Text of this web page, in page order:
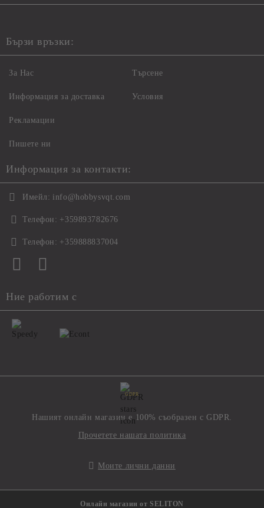
Бързи връзки:
За Нас
Информация за доставка
Рекламации
Пишете ни
Търсене
Условия
Информация за контакти:
Имейл: info@hobbysvqt.com
Телефон: +359893782676
Телефон: +359888837004
Ние работим с
GDPR
Нашият онлайн магазин е 100% съобразен с GDPR.
Прочетете нашата политика
Моите лични данни
Онлайн магазин от SELITON